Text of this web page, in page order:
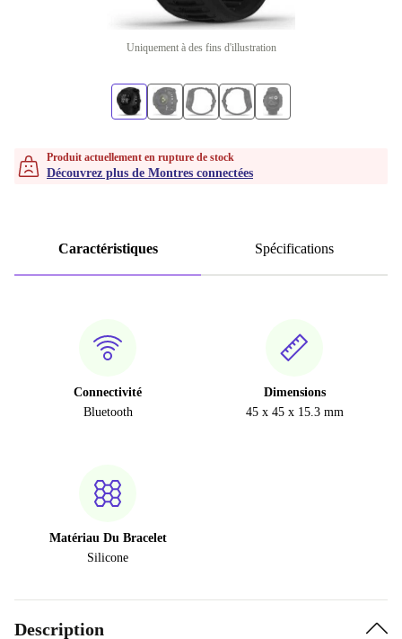
Uniquement à des fins d'illustration
Produit actuellement en rupture de stock
Découvrez plus de Montres connectées
Caractéristiques Spécifications
Connectivité
Bluetooth
Dimensions
45 x 45 x 15.3 mm
Matériau Du Bracelet
Silicone
Description